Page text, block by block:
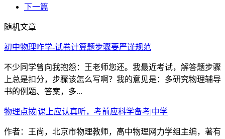
下一篇
随机文章
初中物理咋学-试卷计算题步骤要严谨规范
不少同学曾向我抱怨：王老师您还。我最近考试，解答题步骤
上总是扣分，步骤该怎么写啊？我的意见是：多研究物理辅导
书的例题、答案，多...
物理点拨|课上应认真听，考前应科学备考|中学
作者：王尚，北京市物理教师，高中物理网力学组主编，著有